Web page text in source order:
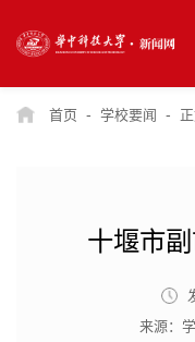
首页 - 学校要闻 -
十堰市
来源：